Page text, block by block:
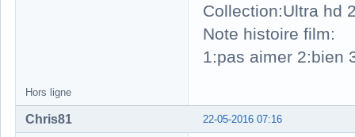
Collection:Ultra hd
Note histoire film:
1:pas aimer 2:bien
Hors ligne
22-05-2016 07:16
Chris81